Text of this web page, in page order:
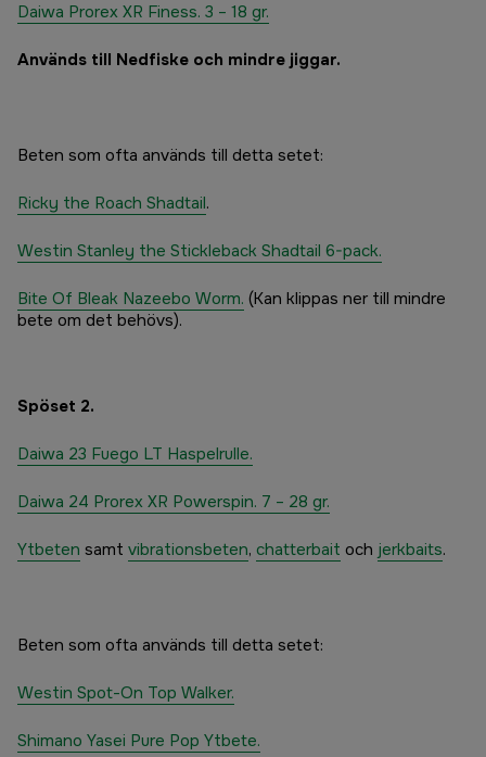
Daiwa Prorex XR Finess. 3 – 18 gr.
Används till Nedfiske och mindre jiggar.
Beten som ofta används till detta setet:
Ricky the Roach Shadtail.
Westin Stanley the Stickleback Shadtail 6-pack.
Bite Of Bleak Nazeebo Worm. (Kan klippas ner till mindre
bete om det behövs).
Spöset 2.
Daiwa 23 Fuego LT Haspelrulle.
Daiwa 24 Prorex XR Powerspin. 7 – 28 gr.
Ytbeten samt vibrationsbeten, chatterbait och jerkbaits.
Beten som ofta används till detta setet:
Westin Spot-On Top Walker.
Shimano Yasei Pure Pop Ytbete.